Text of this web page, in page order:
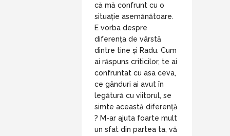
că mă confrunt cu o
situație asemănătoare.
E vorba despre
diferența de vârstă
dintre tine și Radu. Cum
ai răspuns criticilor, te ai
confruntat cu asa ceva,
ce gânduri ai avut în
legătură cu viitorul, se
simte această diferență
? M-ar ajuta foarte mult
un sfat din partea ta, vă